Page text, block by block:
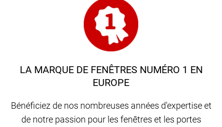
LA MARQUE DE FENÊTRES NUMÉRO 1 EN
EUROPE
Bénéficiez de nos nombreuses années d'expertise et
de notre passion pour les fenêtres et les portes